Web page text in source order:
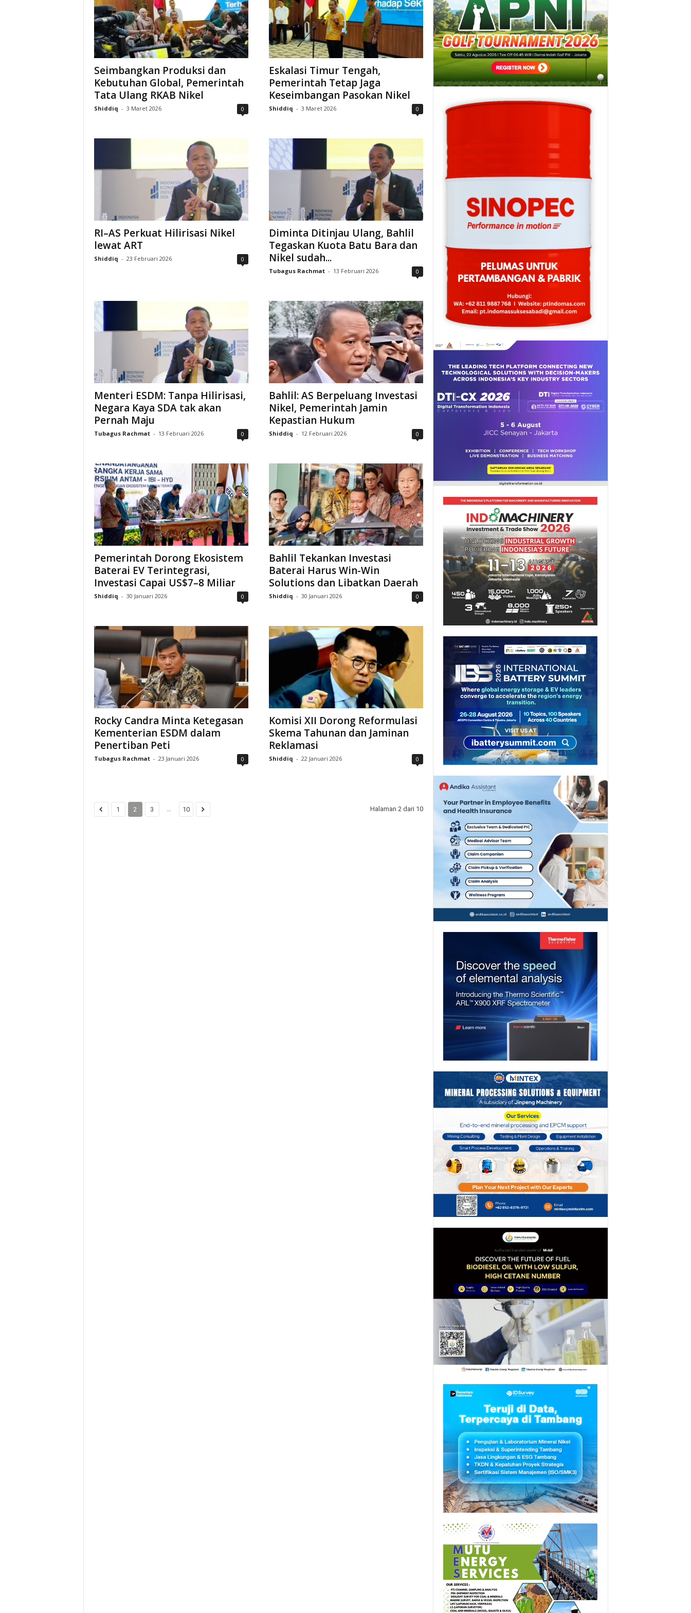
Seimbangkan Produksi dan
Kebutuhan Global, Pemerintah
Tata Ulang RKAB Nikel
Shiddiq - 3 Maret 2026 0
Eskalasi Timur Tengah,
Pemerintah Tetap Jaga
Keseimbangan Pasokan Nikel
Shiddiq - 3 Maret 2026 0
RI–AS Perkuat Hilirisasi Nikel
lewat ART
Shiddiq - 23 Februari 2026 0
Diminta Ditinjau Ulang, Bahlil
Tegaskan Kuota Batu Bara dan
Nikel sudah...
Tubagus Rachmat - 13 Februari 2026 0
Menteri ESDM: Tanpa Hilirisasi,
Negara Kaya SDA tak akan
Pernah Maju
Tubagus Rachmat - 13 Februari 2026 0
Bahlil: AS Berpeluang Investasi
Nikel, Pemerintah Jamin
Kepastian Hukum
Shiddiq - 12 Februari 2026 0
Pemerintah Dorong Ekosistem
Baterai EV Terintegrasi,
Investasi Capai US$7–8 Miliar
Shiddiq - 30 Januari 2026 0
Bahlil Tekankan Investasi
Baterai Harus Win-Win
Solutions dan Libatkan Daerah
Shiddiq - 30 Januari 2026 0
Rocky Candra Minta Ketegasan
Kementerian ESDM dalam
Penertiban Peti
Tubagus Rachmat - 23 Januari 2026 0
Komisi XII Dorong Reformulasi
Skema Tahunan dan Jaminan
Reklamasi
Shiddiq - 22 Januari 2026 0
1 2 3 ... 10 Halaman 2 dari 10